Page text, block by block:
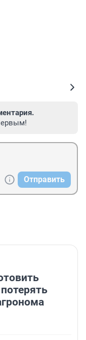
Отправить